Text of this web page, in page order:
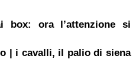
box: ora l’attenzione si
| i cavalli, il palio di siena